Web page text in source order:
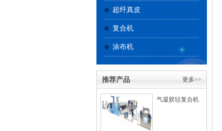
超纤真皮
复合机
涂布机
更多>>
推荐产品
气凝胶毡复合机